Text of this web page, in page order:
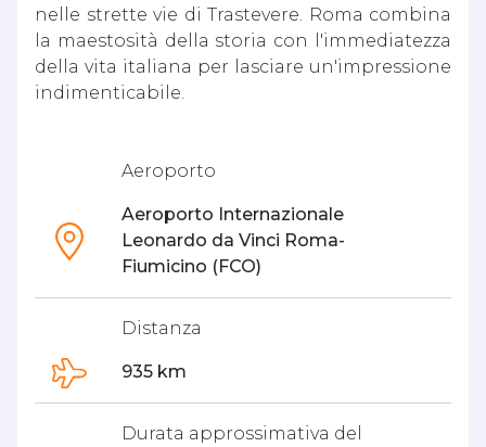
nelle strette vie di Trastevere. Roma combina
la maestosità della storia con l'immediatezza
della vita italiana per lasciare un'impressione
indimenticabile.
Aeroporto
Aeroporto Internazionale
Leonardo da Vinci Roma-
Fiumicino (FCO)
Distanza
935 km
Durata approssimativa del